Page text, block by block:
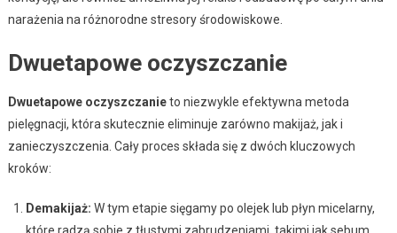
narażenia na różnorodne stresory środowiskowe.
Dwuetapowe oczyszczanie
Dwuetapowe oczyszczanieto niezwykle efektywna metoda
pielęgnacji, która skutecznie eliminuje zarówno makijaż, jak i
zanieczyszczenia. Cały proces składa się z dwóch kluczowych
kroków:
Demakijaż: W tym etapie sięgamy po olejek lub płyn micelarny,